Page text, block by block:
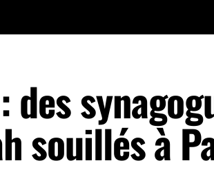
des
souillés à